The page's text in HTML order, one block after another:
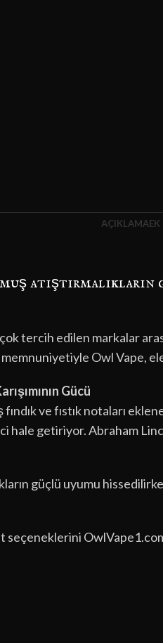
AÇIKLAMAEK
atıştırmalıkların
tercih edilen markalar
Owl Vape,
Gücü
ve fıstık notaları
hale getiriyor. Abraham
güçlü uyumu
seçeneklerini